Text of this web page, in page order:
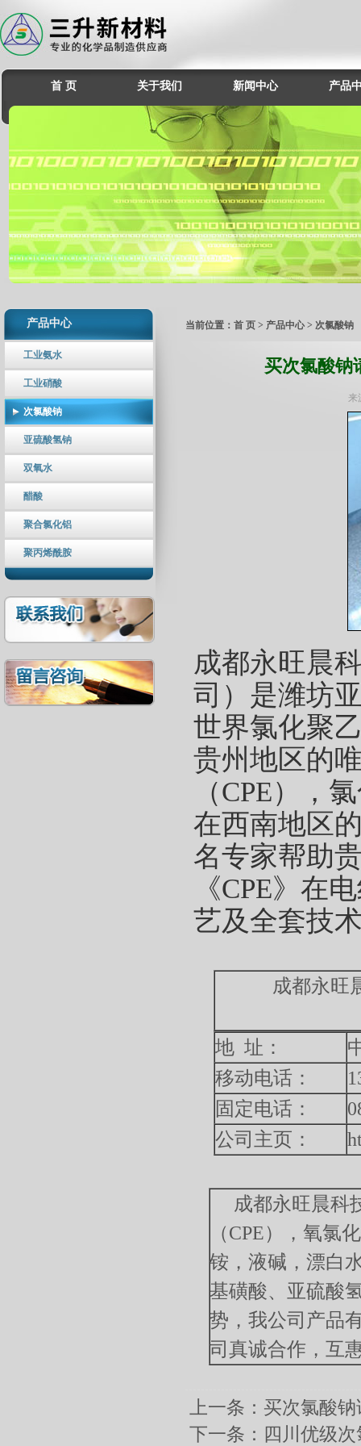
首 页 关于我们 新闻中心 产品
产品中心
工业氨水
工业硝酸
次氯酸钠
亚硫酸氢钠
双氧水
醋酸
聚合氯化铝
聚丙烯酰胺
当前位置： 首 页 > 产品中心 > 次氯酸钠
买次氯酸钠
来
成都永旺晨
司）是潍坊
世界氯化聚
贵州地区的
（CPE），
在西南地区
名专家帮助
《CPE》在
艺及全套技
成都永旺
地 址：
移动电话：
固定电话：
公司主页：
成都永旺晨科
（CPE），氧氯
铵，液碱，漂白
基磺酸、亚硫酸
势，我公司产品
司真诚合作，互
上一条： 买次氯酸
下一条： 四川优级